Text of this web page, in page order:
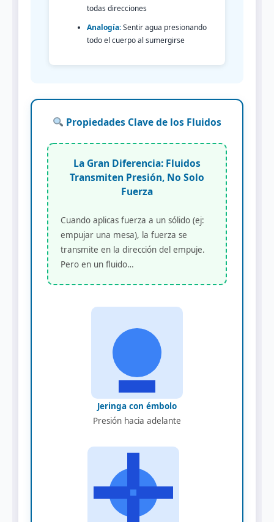
todas direcciones
Analogía:Sentir agua presionando
todo el cuerpo al sumergirse
Propiedades Clave de los Fluidos
La Gran Diferencia: Fluidos
Transmiten Presión, No Solo
Fuerza
Cuando aplicas fuerza a un sólido (ej:
empujar una mesa), la fuerza se
transmite en la dirección del empuje.
Pero en un fluido…
Jeringa con émbolo
Presión hacia adelante